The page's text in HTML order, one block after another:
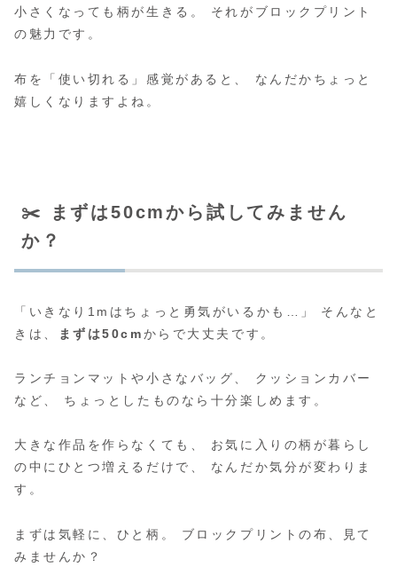
小さくなっても柄が生きる。 それがブロックプリント
の魅力です。
布を「使い切れる」感覚があると、 なんだかちょっと
嬉しくなりますよね。
✂️ まずは50cmから試してみません
か？
「いきなり1mはちょっと勇気がいるかも…」 そんなと
きは、
まずは50cmからで大丈夫です。
ランチョンマットや小さなバッグ、 クッションカバー
など、 ちょっとしたものなら十分楽しめます。
大きな作品を作らなくても、 お気に入りの柄が暮らし
の中にひとつ増えるだけで、 なんだか気分が変わりま
す。
まずは気軽に、ひと柄。 ブロックプリントの布、見て
みませんか？